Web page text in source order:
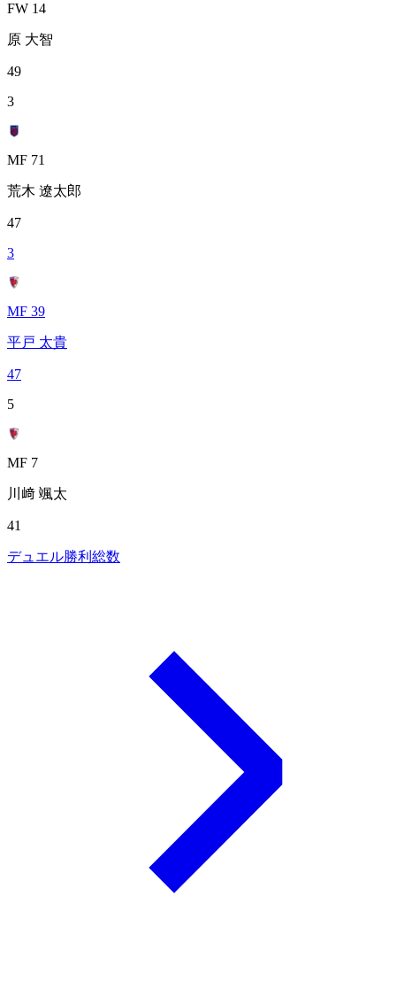
FW 14
原 大智
49
3
MF 71
荒木 遼太郎
47
3
MF 39
平戸 太貴
47
5
MF 7
川﨑 颯太
41
デュエル勝利総数